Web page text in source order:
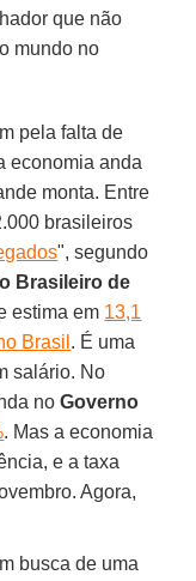
que não
mundo no
pela falta de
economia anda
monta. Entre
brasileiros
", segundo
Brasileiro de
estima em 13,1
Brasil . É uma
salário. No
noGoverno
. Mas a economia
e a taxa
Agora,
busca de uma